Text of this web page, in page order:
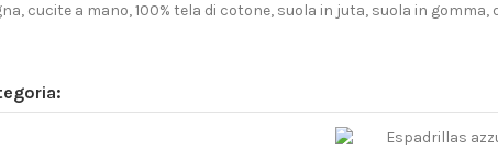
cucite a mano, 100% tela di cotone, suola in juta, suola in gomma,